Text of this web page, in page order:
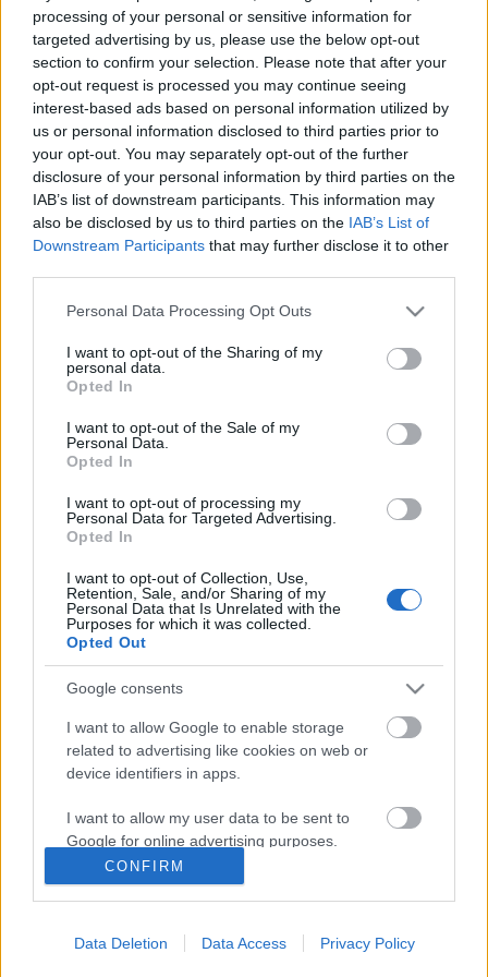
processing of your personal or sensitive information for
targeted advertising by us, please use the below opt-out
section to confirm your selection. Please note that after your
opt-out request is processed you may continue seeing
interest-based ads based on personal information utilized by
us or personal information disclosed to third parties prior to
your opt-out. You may separately opt-out of the further
disclosure of your personal information by third parties on the
IAB’s list of downstream participants. This information may
also be disclosed by us to third parties on the IAB’s List of
Downstream Participants that may further disclose it to other
Please note that this website/app uses one or more Google
not limited to your visit or usage behaviour. You may click to
grant or deny consent to Google and its third-party tags to
use your data for below specified purposes in below Google
consent section.
Personal Data Processing Opt Outs
I want to opt-out of the Sharing of my
personal data.
Opted In
I want to opt-out of the Sale of my
Personal Data.
Opted In
I want to opt-out of processing my
Personal Data for Targeted Advertising.
Opted In
I want to opt-out of Collection, Use,
Retention, Sale, and/or Sharing of my
Personal Data that Is Unrelated with the
Purposes for which it was collected.
Opted Out
Google consents
I want to allow Google to enable storage
related to advertising like cookies on web or
device identifiers in apps.
I want to allow my user data to be sent to
Google for online advertising purposes.
I want to allow Google to send me
I want to allow Google to enable storage
CONFIRM
Data Deletion Data Access Privacy Policy
vegyíti a kontakt és mozgás elemeket az alternatív
színházforma világával.
A három jelenet sor alatt bekövetkező kettő
ellentétes ív egyfelől egyre szorosabb emberi
kapcsolatot mutat meg (ismerős, barát, rokon), míg
térben egyre univerzálisabbá válik (szoba, színházi
tér, helytől és időtől független tér).
Mindhárom interpretáció az emberiségbe vetett hit,
és az önmagunkba vetett hit elvesztését és
Ajánlott bejegyzések:
Kamaradarabok, kortárs drámák,
koncertszínház a Teátrumban
„Csonka évadot zárni nem felemelő
érzés"
A Madách Színház zárt ajtók mellett is
közel 6000 nézőt fogadott júniusban
Bartók dallamok jazz-zenekarral és